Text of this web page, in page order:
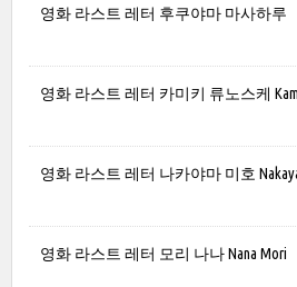
영화 라스트 레터 후쿠야마 마사하루
영화 라스트 레터 카미키 류노스케
영화 라스트 레터 나카야마 미호
영화 라스트 레터 모리 나나 Nana Mori